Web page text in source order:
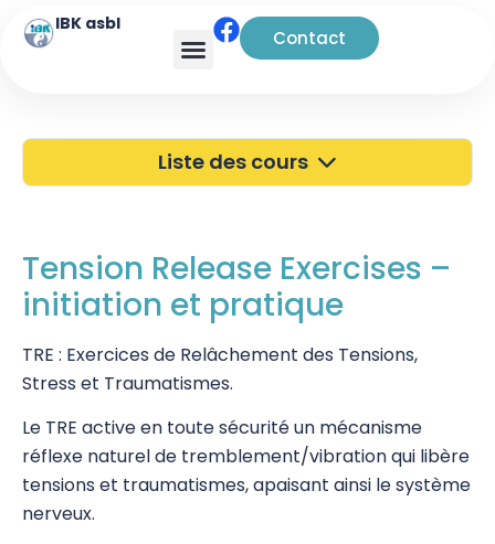
IBK asbl
Contact
Liste des cours
Portes Ouvertes
Atelier à Bruxelles
Découverte
Kinésiologie
Pratiques supervisées – Examens
EFT et Tapping
Tension Release Exercises –
initiation et pratique
TRE : Exercices de Relâchement des Tensions,
Stress et Traumatismes.
Le TRE active en toute sécurité un mécanisme
réflexe naturel de tremblement/vibration qui libère
tensions et traumatismes, apaisant ainsi le système
nerveux.